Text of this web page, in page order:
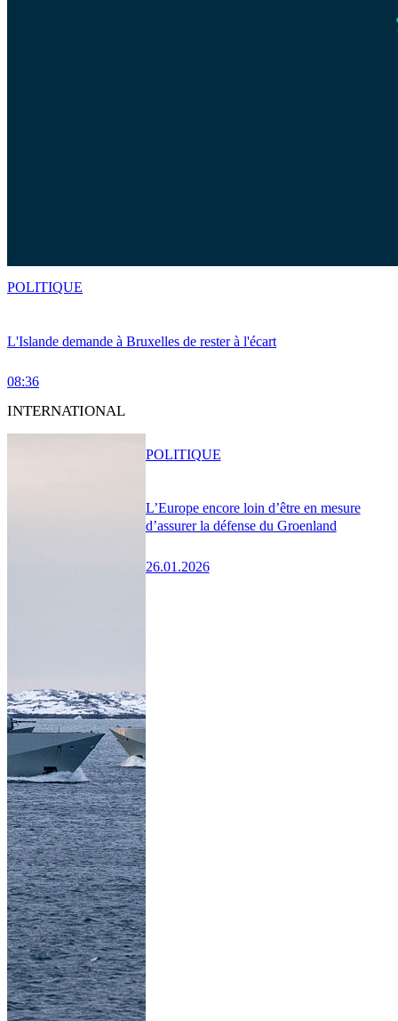
L'Islande demande à Bruxelles de rester à l'écart
08:36
POLITIQUE
INTERNATIONAL
L’Europe encore loin d’être en mesure
d’assurer la défense du Groenland
26.01.2026
POLITIQUE